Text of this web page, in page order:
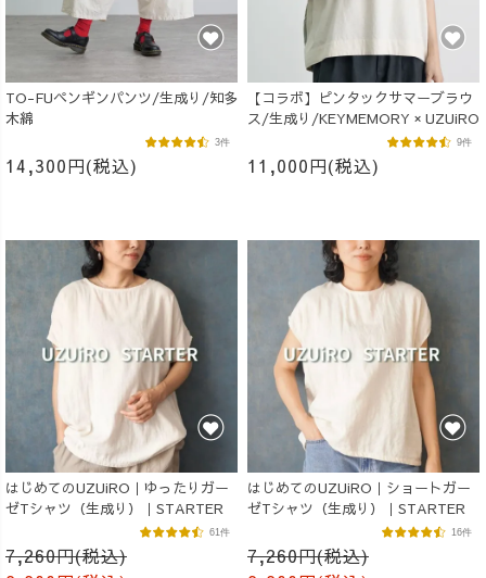
TO-FUペンギンパンツ/生成り/知多
木綿
14,300円(税込)
3件
【コラボ】ピンタックサマーブラウ
ス/生成り/KEYMEMORY × UZUiRO
11,000円(税込)
9件
はじめてのUZUiRO｜ゆったりガー
ゼTシャツ（生成り）｜STARTER
7,260円(税込)
61件
はじめてのUZUiRO｜ショートガー
ゼTシャツ（生成り）｜STARTER
7,260円(税込)
16件